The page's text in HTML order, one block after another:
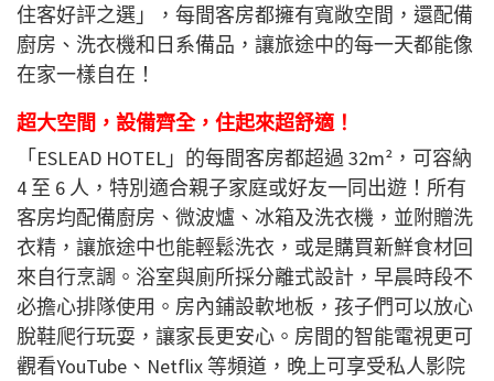
住客好評之選」， 每間客房都擁有寬敞空間，還配備
廚房、洗衣機和日系備品，讓旅途中的每一天都能像
在家一樣自在！
超大空間，設備齊全，住起來超舒適！
「ESLEAD HOTEL」的每間客房都超過 32m²，可容納
4 至 6 人，特別適合親子家庭或好友一同出遊！所有
客房均配備廚房、微波爐、冰箱及洗衣機，並附贈洗
衣精，讓旅途中也能輕鬆洗衣，或是購買新鮮食材回
來自行烹調。浴室與廁所採分離式設計，早晨時段不
必擔心排隊使用。房內鋪設軟地板，孩子們可以放心
脫鞋爬行玩耍，讓家長更安心。 房間的智能電視更可
觀看YouTube、Netflix 等頻道，晚上可享受私人影院